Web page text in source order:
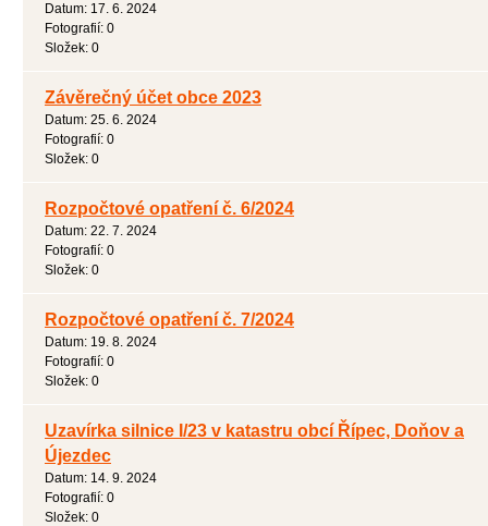
Datum: 17. 6. 2024
Fotografií: 0
Složek: 0
Závěrečný účet obce 2023
Datum: 25. 6. 2024
Fotografií: 0
Složek: 0
Rozpočtové opatření č. 6/2024
Datum: 22. 7. 2024
Fotografií: 0
Složek: 0
Rozpočtové opatření č. 7/2024
Datum: 19. 8. 2024
Fotografií: 0
Složek: 0
Uzavírka silnice I/23 v katastru obcí Řípec, Doňov a
Újezdec
Datum: 14. 9. 2024
Fotografií: 0
Složek: 0